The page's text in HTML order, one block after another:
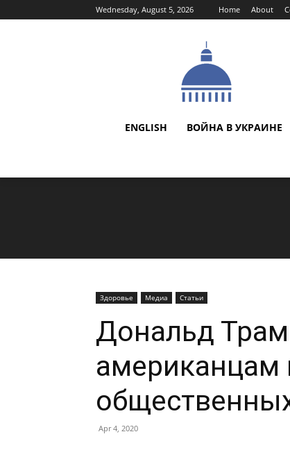
Wednesday, August 5, 2026 Home About
ENGLISH ВОЙНА В УКРАИНЕ
Здоровье Медиа Статьи
Дональд
американцам
Apr 4, 2020